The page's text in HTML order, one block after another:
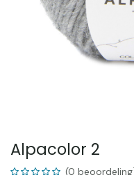
Alpacolor 2
(0